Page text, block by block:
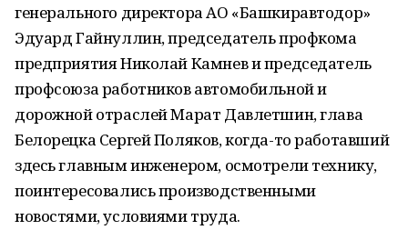
генерального директора АО «Башкиравтодор»
Эдуард Гайнуллин, председатель профкома
предприятия Николай Камнев и председатель
профсоюза работников автомобильной и
дорожной отраслей Марат Давлетшин, глава
Белорецка Сергей Поляков, когда-то работавший
здесь главным инженером, осмотрели технику,
поинтересовались производственными
новостями, условиями труда.